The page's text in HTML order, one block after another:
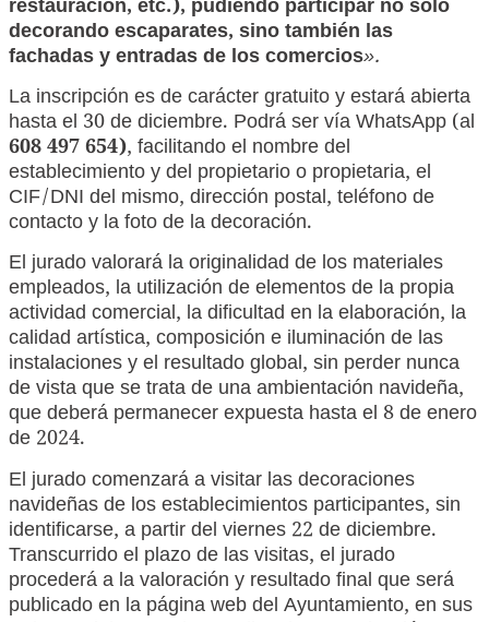
restauración, etc.), pudiendo participar no solo
decorando escaparates, sino también las
fachadas y entradas de los comercios».
La inscripción es de carácter gratuito y estará abierta
hasta el 30 de diciembre. Podrá ser vía WhatsApp (al
608 497 654), facilitando el nombre del
establecimiento y del propietario o propietaria, el
CIF/DNI del mismo, dirección postal, teléfono de
contacto y la foto de la decoración.
El jurado valorará la originalidad de los materiales
empleados, la utilización de elementos de la propia
actividad comercial, la dificultad en la elaboración, la
calidad artística, composición e iluminación de las
instalaciones y el resultado global, sin perder nunca
de vista que se trata de una ambientación navideña,
que deberá permanecer expuesta hasta el 8 de enero
de 2024.
El jurado comenzará a visitar las decoraciones
navideñas de los establecimientos participantes, sin
identificarse, a partir del viernes 22 de diciembre.
Transcurrido el plazo de las visitas, el jurado
procederá a la valoración y resultado final que será
publicado en la página web del Ayuntamiento, en sus